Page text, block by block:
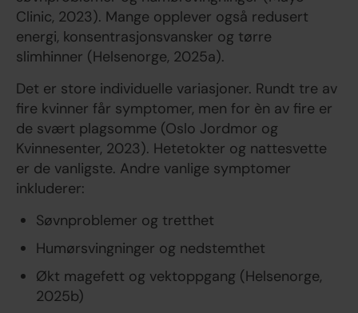
Clinic, 2023). Mange opplever også redusert
energi, konsentrasjonsvansker og tørre
slimhinner (Helsenorge, 2025a).
Det er store individuelle variasjoner. Rundt tre av
fire kvinner får symptomer, men for èn av fire er
de svært plagsomme (Oslo Jordmor og
Kvinnesenter, 2023). Hetetokter og nattesvette
er de vanligste. Andre vanlige symptomer
inkluderer:
Søvnproblemer og tretthet
Humørsvingninger og nedstemthet
Økt magefett og vektoppgang (Helsenorge,
2025b)